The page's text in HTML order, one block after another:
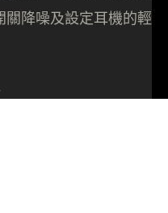
降噪及設定耳機的輕